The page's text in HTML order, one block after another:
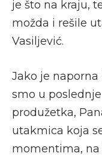
je što na kraju,
možda i rešile
Vasiljević.
Jako je
smo u
produžetka,
utakmica koja
momentima, na